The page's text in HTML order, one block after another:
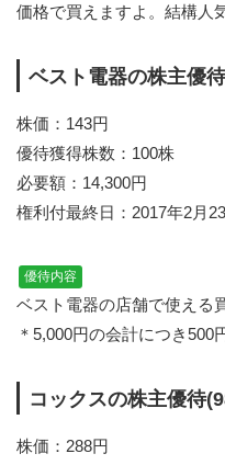
価格で買えますよ。結構人
ベスト電器の株主優
株価：143円
優待獲得株数：100株
必要額：14,300円
権利付最終日：2017年2月
優待内容
ベスト電器の店舗で使える
＊5,000円の会計につき500
コックスの株主優待
株価：288円